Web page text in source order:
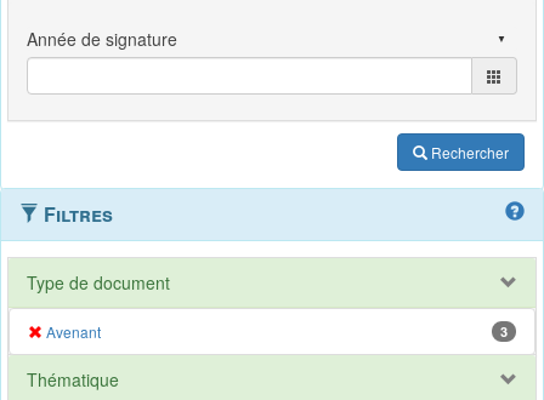
Rechercher
Filtres
Type de document
Avenant 3
Thématique